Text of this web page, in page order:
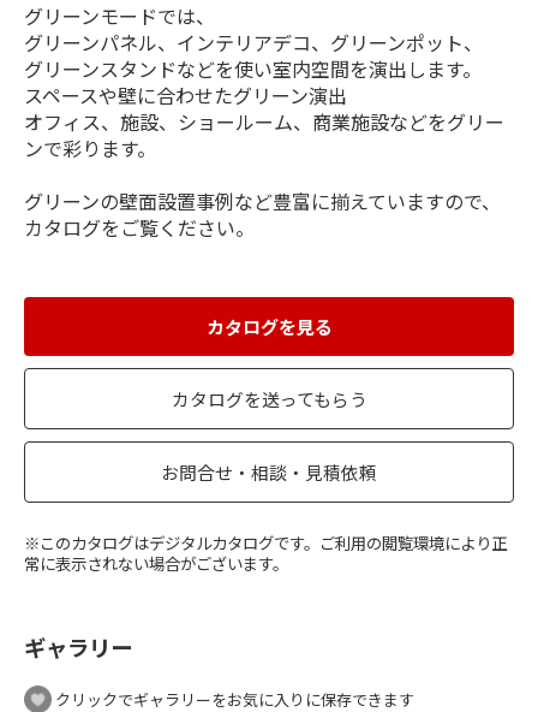
グリーンモードでは、
グリーンパネル、インテリアデコ、グリーンポット、
グリーンスタンドなどを使い室内空間を演出します。
スペースや壁に合わせたグリーン演出
オフィス、施設、ショールーム、商業施設などをグリー
ンで彩ります。
グリーンの壁面設置事例など豊富に揃えていますので、
カタログをご覧ください。
カタログを見る
カタログを送ってもらう
お問合せ・相談・見積依頼
※このカタログはデジタルカタログです。ご利用の閲覧環境により正
常に表示されない場合がございます。
ギャラリー
クリックでギャラリーをお気に入りに保存できます